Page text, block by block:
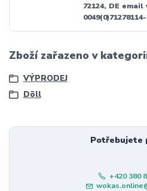
72124, DE
Zboží zařazeno v
VÝPRODEJ
Döll
Potřebujete
+420 380